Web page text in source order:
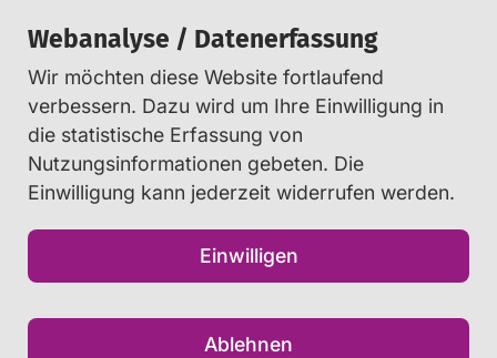
Webanalyse / Datenerfassung
Wir möchten diese Website fortlaufend
verbessern. Dazu wird um Ihre Einwilligung in
die statistische Erfassung von
Nutzungsinformationen gebeten. Die
Einwilligung kann jederzeit widerrufen werden.
Einwilligen
Ablehnen
Startseite Info ... Glossar
Screenshot
"Screenshot" ist die englische